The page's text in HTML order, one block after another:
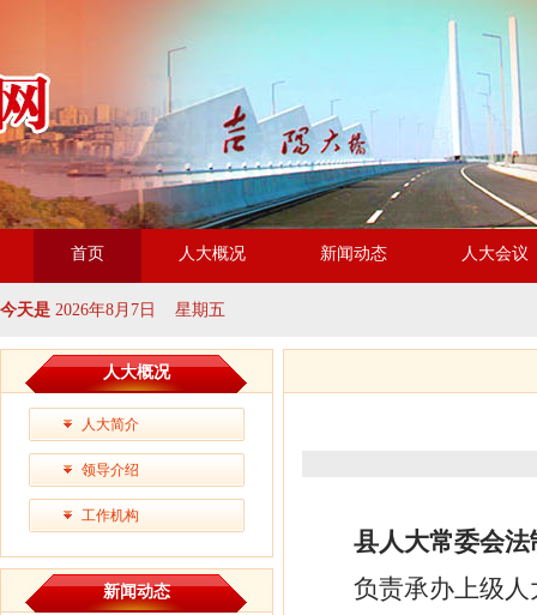
首页 人大概况 新闻动态 人大会议
今天是 2026年8月7日 星期五
人大概况
人大简介
领导介绍
工作机构
新闻动态
县人大常委会
负责承办上级